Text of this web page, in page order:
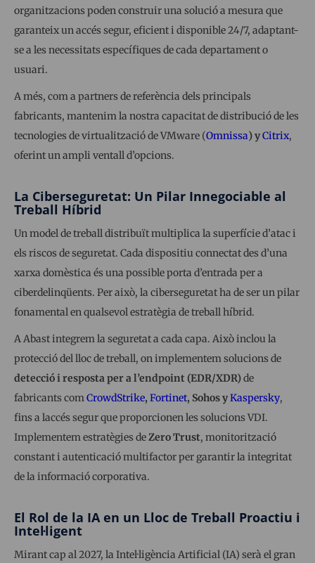
organitzacions poden construir una solució a mesura que
garanteix un accés segur, eficient i disponible 24/7, adaptant-
se a les necessitats específiques de cada departament o
usuari.
A més, com a partners de referència dels principals
fabricants, mantenim la nostra capacitat de distribució de les
tecnologies de virtualització de VMware (Omnissa) yCitrix,
oferint un ampli ventall d’opcions.
La Ciberseguretat: Un Pilar Innegociable al
Treball Híbrid
Un model de treball distribuït multiplica la superfície d’atac i
els riscos de seguretat. Cada dispositiu connectat des d’una
xarxa domèstica és una possible porta d’entrada per a
ciberdelinqüents. Per això, la ciberseguretat ha de ser un pilar
fonamental en qualsevol estratègia de treball híbrid.
A Abast integrem la seguretat a cada capa. Això inclou la
protecció del lloc de treball, on implementem solucions de
detecció i resposta per a l’endpoint (EDR/XDR)de
fabricants comCrowdStrike, Fortinet, Sohos yKaspersky,
fins a laccés segur que proporcionen les solucions VDI.
Implementem estratègies deZero Trust, monitorització
constant i autenticació multifactor per garantir la integritat
de la informació corporativa.
El Rol de la IA en un Lloc de Treball Proactiu i
Intel·ligent
Mirant cap al 2027, la Intel·ligència Artificial (IA) serà el gran